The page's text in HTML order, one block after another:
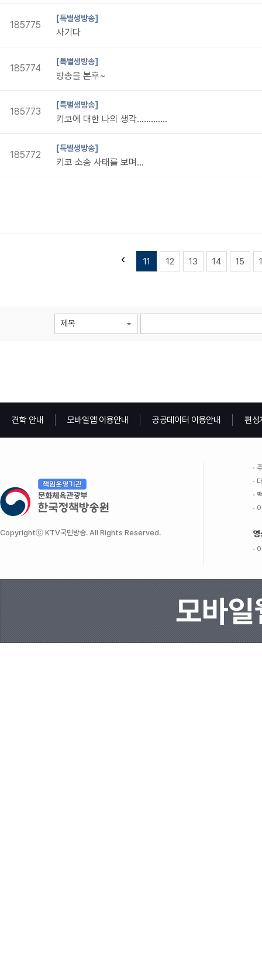
185775
[특별생방송]
사기다
185774
[특별생방송]
방송을 본후~
185773
[특별생방송]
키코에 대한 나의 생각.............
185772
[특별생방송]
키코 소송 사태를 보며...
11 12 13 14 15
제목
견학 안내 모바일앱 이용안내 공공데이터 이용안내 편성
Copyrightⓒ KTV국민방송. All Rights Reserved. 영
모바